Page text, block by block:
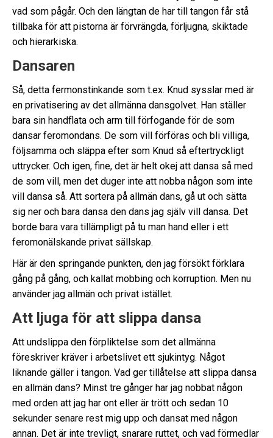
vad som pågår. Och den längtan de har till tangon får stå
tillbaka för att pistorna är förvrängda, förljugna, skiktade
och hierarkiska.
Dansaren
Så, detta fermonstinkande som t.ex. Knud sysslar med är
en privatisering av det allmänna dansgolvet. Han ställer
bara sin handflata och arm till förfogande för de som
dansar feromondans. De som vill förföras och bli villiga,
följsamma och släppa efter som Knud så eftertryckligt
uttrycker. Och igen, fine, det är helt okej att dansa så med
de som vill, men det duger inte att nobba någon som inte
vill dansa så. Att sortera på allmän dans, gå ut och sätta
sig ner och bara dansa den dans jag själv vill dansa. Det
borde bara vara tillämpligt på tu man hand eller i ett
feromonälskande privat sällskap.
Här är den springande punkten, den jag försökt förklara
gång på gång, och kallat mobbing och korruption. Men nu
använder jag allmän och privat istället.
Att ljuga för att slippa dansa
Att undslippa den förpliktelse som det allmänna
föreskriver kräver i arbetslivet ett sjukintyg. Något
liknande gäller i tangon. Vad ger tillåtelse att slippa dansa
en allmän dans? Minst tre gånger har jag nobbat någon
med orden att jag har ont eller är trött och sedan 10
sekunder senare rest mig upp och dansat med någon
annan. Det är inte trevligt, snarare ruttet, och vad förmedlar